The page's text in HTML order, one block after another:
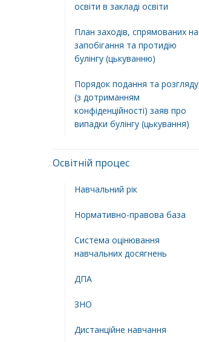
освіти в закладі освіти
План заходів, спрямованих на
запобігання та протидію
булінгу (цькуванню)
Порядок подання та розгляду
(з дотриманням
конфіденційності) заяв про
випадки булінгу (цькування)
Освітній процес
Навчальний рік
Нормативно-правова база
Система оцінювання
навчальних досягнень
ДПА
ЗНО
Дистанційне навчання